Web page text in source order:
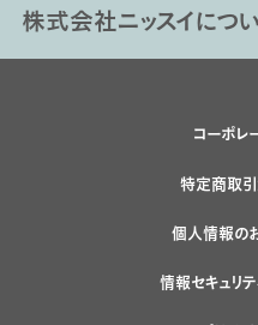
株式会社ニッスイにつ
コーポレ
特定商取
個人情報の
情報セキュリ